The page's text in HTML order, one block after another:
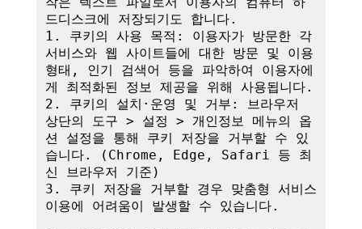
드디스크에 저장되기도 합니다.
1. 쿠키의 사용 목적: 이용자가 방문한 각
서비스와 웹 사이트들에 대한 방문 및 이용
형태, 인기 검색어 등을 파악하여 이용자에
게 최적화된 정보 제공을 위해 사용됩니다.
2. 쿠키의 설치·운영 및 거부: 브라우저
상단의 도구 > 설정 > 개인정보 메뉴의 옵
션 설정을 통해 쿠키 저장을 거부할 수 있
습니다. (Chrome, Edge, Safari 등 최
신 브라우저 기준)
3. 쿠키 저장을 거부할 경우 맞춤형 서비스
이용에 어려움이 발생할 수 있습니다.